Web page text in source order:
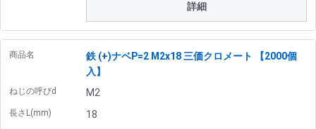
詳細
商品名
鉄 (+)ナベP=2 M2x18 三価クロメート 【2000個
入】
ねじの呼びd M2
長さL(mm) 18